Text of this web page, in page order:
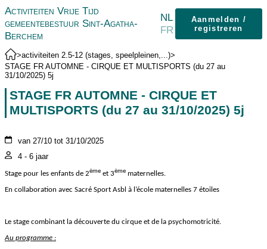
Activiteiten Vrije Tijd
gemeentebestuur Sint-Agatha-
Berchem
NL
FR
Aanmelden /
registreren
>activiteiten 2.5-12 (stages, speelpleinen,...)>
STAGE FR AUTOMNE - CIRQUE ET MULTISPORTS (du 27 au
31/10/2025) 5j
STAGE FR AUTOMNE - CIRQUE ET
MULTISPORTS (du 27 au 31/10/2025) 5j
van 27/10 tot 31/10/2025
4 - 6 jaar
Stage pour les enfants de 2ème et 3ème maternelles.
En collaboration avec Sacré Sport Asbl à l’école maternelles 7 étoiles
Le stage combinant la découverte du cirque et de la psychomotricité.
Au programme :